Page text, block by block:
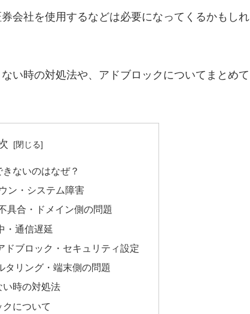
会社を使用するなどは必要になってくるかもしれ
い時の対処法や、アドブロックについてまとめて
ないのはなぜ？
ン・システム障害
具合・ドメイン側の問題
・通信遅延
ブロック・セキュリティ設定
リング・端末側の問題
い時の対処法
について